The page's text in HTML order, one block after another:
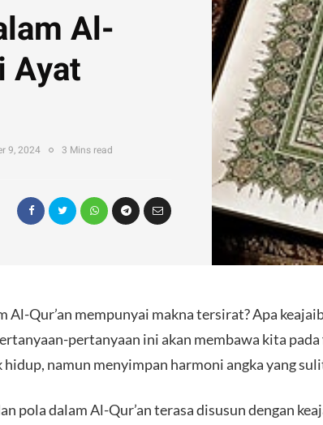
Al-
Ayat
9, 2024 3 Mins read
Al-Qur’an mempunyai makna tersirat? Apa
pertanyaan ini akan membawa kita
namun menyimpan harmoni angka yang
pola dalam Al-Qur’an terasa disusun dengan